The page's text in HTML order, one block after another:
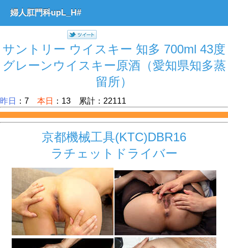
婦人肛門科upL_H#
サントリー ウイスキー 知多 700ml 43度
グレーンウイスキー原酒（愛知県知多蒸
留所）
昨日 ：7 本日 ：13 累計：22111
京都機械工具(KTC)DBR16
ラチェットドライバー